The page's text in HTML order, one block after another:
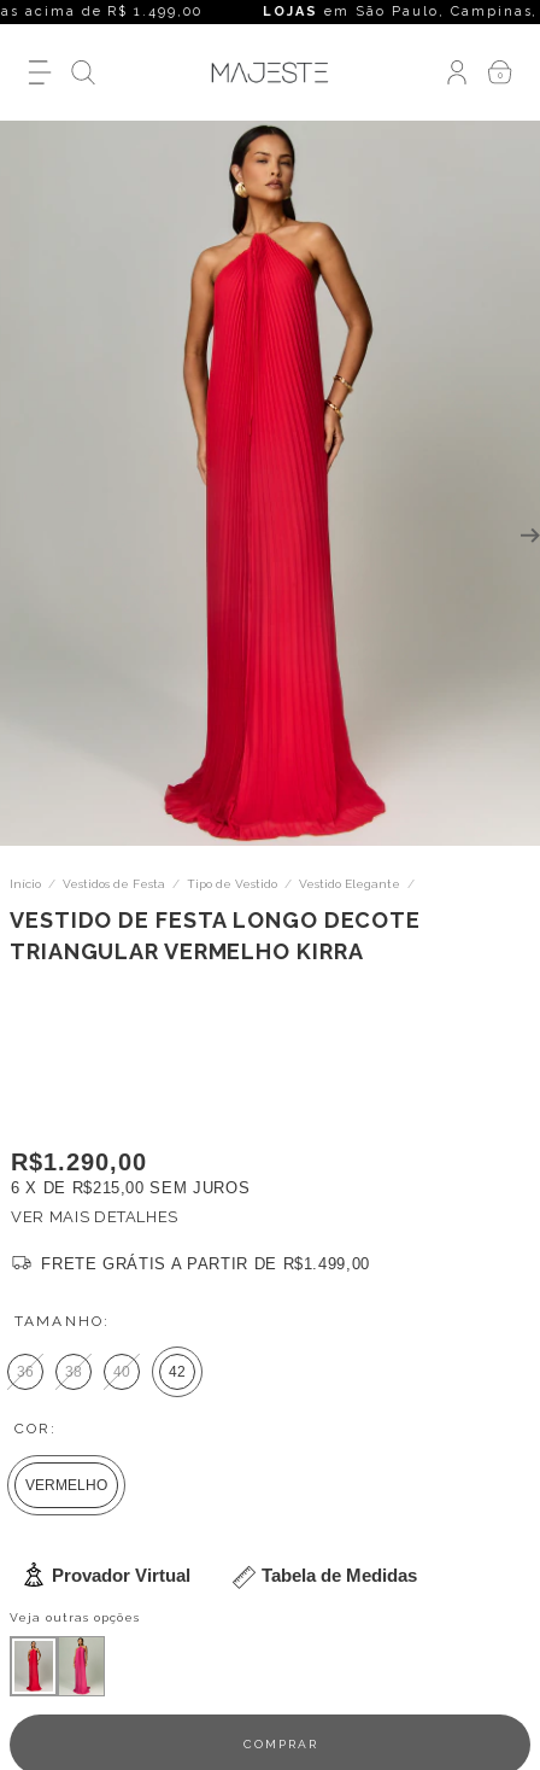
de R$ 1.499,00 LOJASem São Paulo, Campinas,
0
Início / Vestidos de Festa / Tipo de Vestido / Vestido Elegante /
VESTIDO DE FESTA LONGO DECOTE
TRIANGULAR VERMELHO KIRRA
R$1.290,00
6 X DE R$215,00 SEM JUROS
VER MAIS DETALHES
FRETE GRÁTIS A PARTIR DE R$1.499,00
TAMANHO:
36 38 40 42
COR:
VERMELHO
Provador Virtual Tabela de Medidas
Veja outras opções